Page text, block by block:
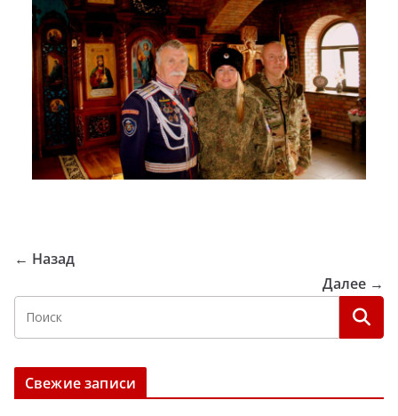
← Назад
Далее →
Свежие записи